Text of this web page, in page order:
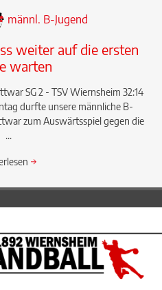
männl. B-Jugend
weiter auf die ersten
warten
SG 2 - TSV Wiernsheim 32:14
durfte unsere männliche B-
zum Auswärtsspiel gegen die
...
→